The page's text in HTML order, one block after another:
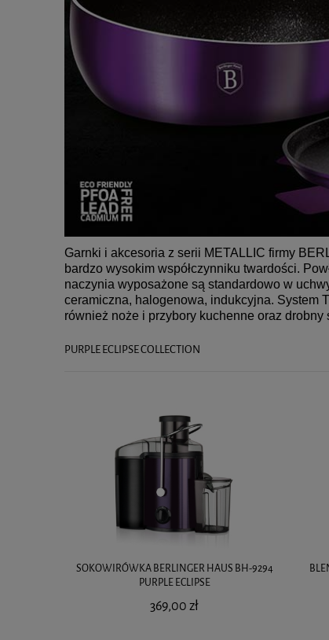
Garnki i akcesoria z serii METALLIC firmy
bardzo wysokim współczynniku twardości.
naczynia wyposażone są standardowo w
ceramiczna, halogenowa, indukcyjna. System
również noże i przybory kuchenne oraz drobny
PURPLE ECLIPSE COLLECTION
SOKOWIRÓWKA BERLINGER HAUS BH-9294
PURPLE ECLIPSE
369,00 zł